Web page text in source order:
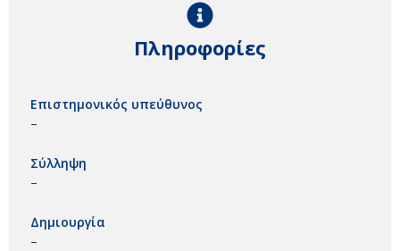
Πληροφορίες
Επιστημονικός υπεύθυνος
–
Σύλληψη
–
Δημιουργία
–